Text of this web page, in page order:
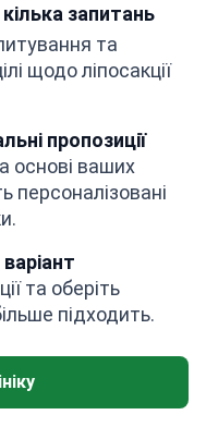
запитань
та
щодо ліпосакції
пропозиції
основі ваших
персоналізовані
та оберіть
підходить.